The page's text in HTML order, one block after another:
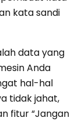
kata sandi
data yang
Anda
hal-hal
tidak jahat,
fitur “Jangan